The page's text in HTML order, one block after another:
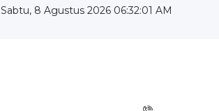
Sabtu, 8 Agustus 2026 06:32:02 AM